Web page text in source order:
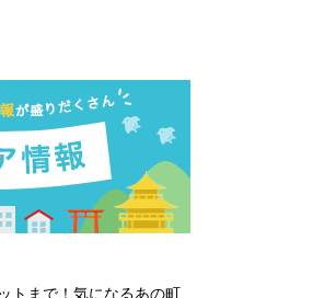
トまで！気になるあの町